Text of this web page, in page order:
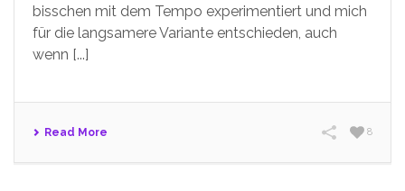
bisschen mit dem Tempo experimentiert und mich
für die langsamere Variante entschieden, auch
wenn [...]
Read More 8